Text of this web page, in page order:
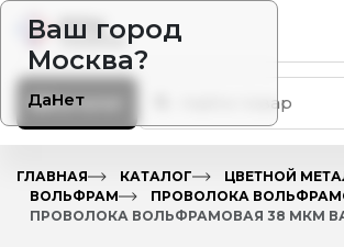
Ваш город
Москва?
ДаНет
Каталог
ГЛАВНАЯ КАТАЛОГ
ЦВЕТНОЙ
ВОЛЬФРАМ
ПРОВОЛОКА
ПРОВОЛОКА ВОЛЬФРАМОВАЯ 38 МКМ ВА-